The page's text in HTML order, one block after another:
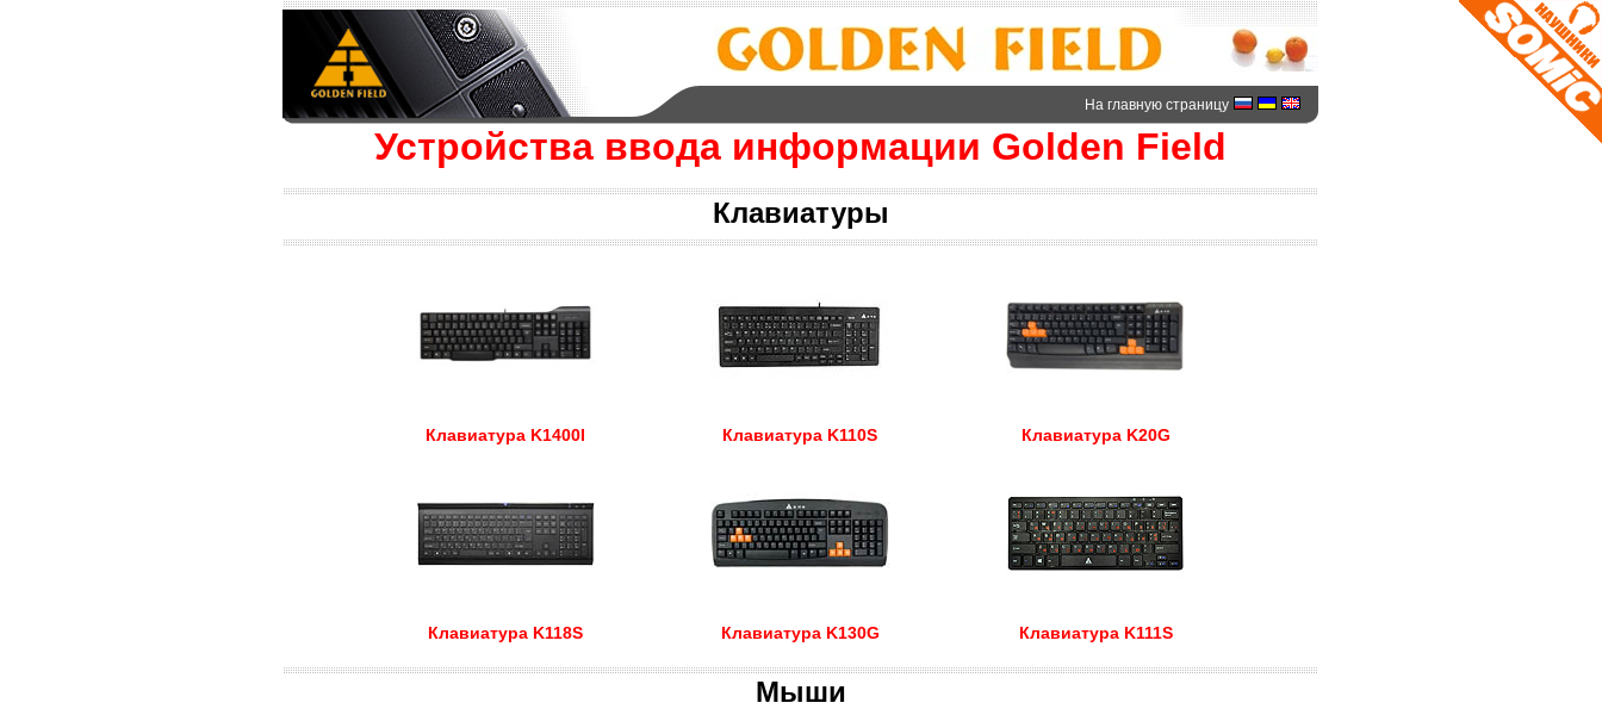
На главную страницу
Устройства ввода информации Golden Field
Клавиатуры
Клавиатура K1400I Клавиатура K110S Клавиатура K20G
Клавиатура K118S Клавиатура K130G Клавиатура K111S
Мыши